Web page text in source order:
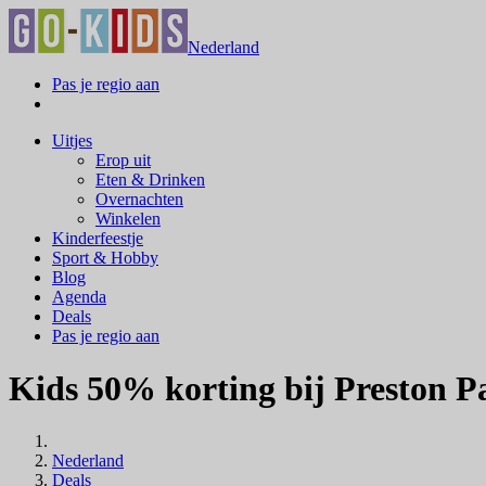
Nederland
Pas je regio aan
Uitjes
Erop uit
Eten & Drinken
Overnachten
Winkelen
Kinderfeestje
Sport & Hobby
Blog
Agenda
Deals
Pas je regio aan
Kids 50% korting bij Preston
Nederland
Deals